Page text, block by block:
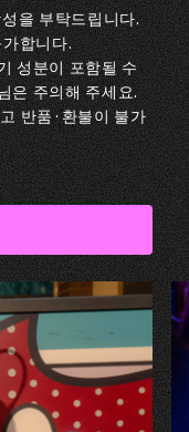
을 부탁드립니다.
합니다.
성분이 포함될 수
은 주의해 주세요.
반품·환불이 불가